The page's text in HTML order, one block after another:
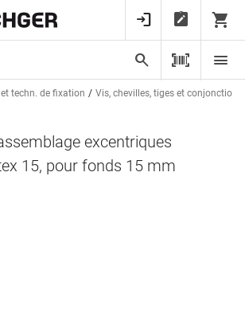
techn. de fixation Vis, chevilles, tiges et conjonctions
excentriques
15, pour fonds 15 mm